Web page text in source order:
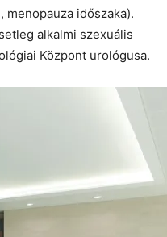
időszaka).
alkalmi szexuális
Központ urológusa.